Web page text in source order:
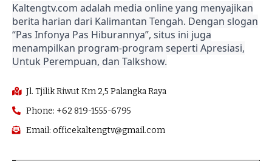
Kaltengtv.com adalah media online yang menyajikan
berita harian dari Kalimantan Tengah. Dengan slogan
“Pas Infonya Pas Hiburannya”, situs ini juga
menampilkan program-program seperti Apresiasi,
Untuk Perempuan, dan Talkshow.
Jl. Tjilik Riwut Km 2,5 Palangka Raya
Phone: +62 819-1555-6795
Email: officekaltengtv@gmail.com